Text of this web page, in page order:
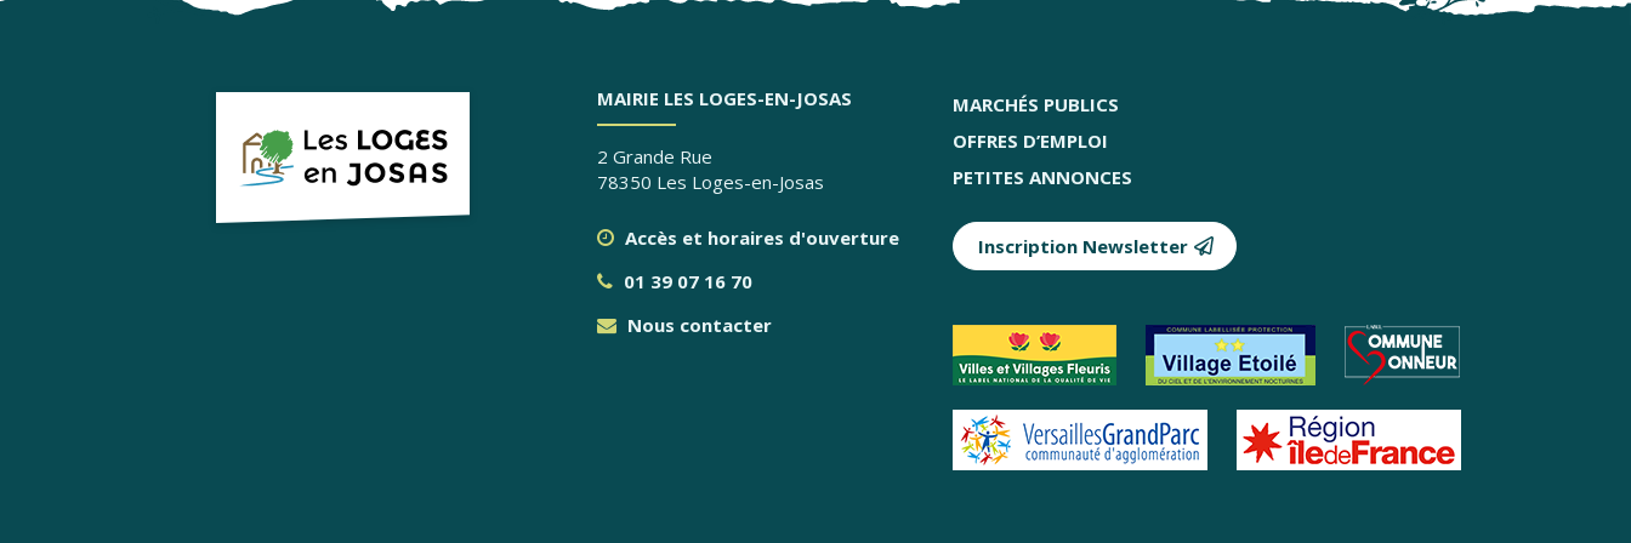
MAIRIE LES LOGES-EN-JOSAS
2 Grande Rue
78350 Les Loges-en-Josas
Accès et horaires d'ouverture
01 39 07 16 70
Nous contacter
MARCHÉS PUBLICS
OFFRES D’EMPLOI
PETITES ANNONCES
Inscription Newsletter
Partenaires